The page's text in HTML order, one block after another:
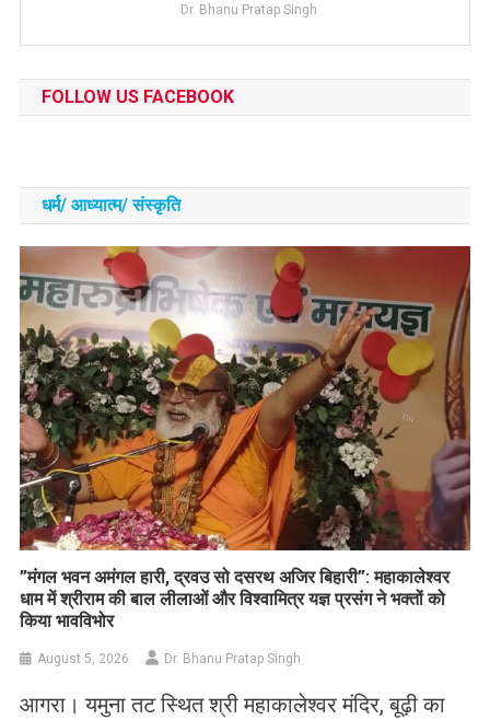
Dr. Bhanu Pratap Singh
FOLLOW US FACEBOOK
धर्म/ आध्‍यात्‍म/ संस्‍कृति
​”मंगल भवन अमंगल हारी, द्रवउ सो दसरथ अजिर बिहारी”: महाकालेश्वर
धाम में श्रीराम की बाल लीलाओं और विश्वामित्र यज्ञ प्रसंग ने भक्तों को
किया भावविभोर
August 5, 2026 Dr. Bhanu Pratap Singh
आगरा। यमुना तट स्थित श्री महाकालेश्वर मंदिर, बूढ़ी का